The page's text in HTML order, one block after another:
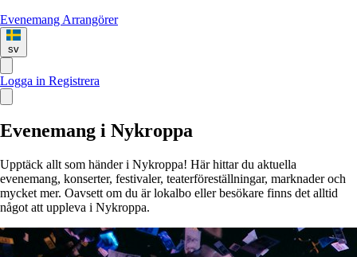
Evenemang Arrangörer
sv
Logga in Registrera
Evenemang i Nykroppa
Upptäck allt som händer i Nykroppa! Här hittar du aktuella
evenemang, konserter, festivaler, teaterföreställningar, marknader och
mycket mer. Oavsett om du är lokalbo eller besökare finns det alltid
något att uppleva i Nykroppa.